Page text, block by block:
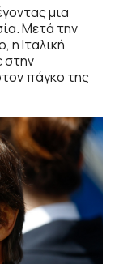
μια
Μετά την
η Ιταλική
στην
πάγκο της